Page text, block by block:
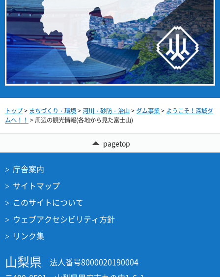
トップ> まちづくり・環境>河川・砂防・治山> ダム事業> ようこそ！深城ダ
ムへ！！ > 周辺の観光情報(各地から見た富士山)
pagetop
庁舎案内
サイトマップ
このサイトについて
ウェブアクセシビリティ方針
リンク集
山梨県
法人番号8000020190004